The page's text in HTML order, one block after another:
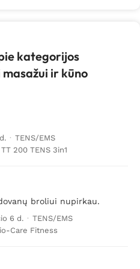
kūno sunkumas ir
vieną ar kitą
vietų raumenys;
kategorijos
ir kūno
· TENS/EMS
200 TENS 3in1
broliui nupirkau.
6 d. · TENS/EMS
Care Fitness